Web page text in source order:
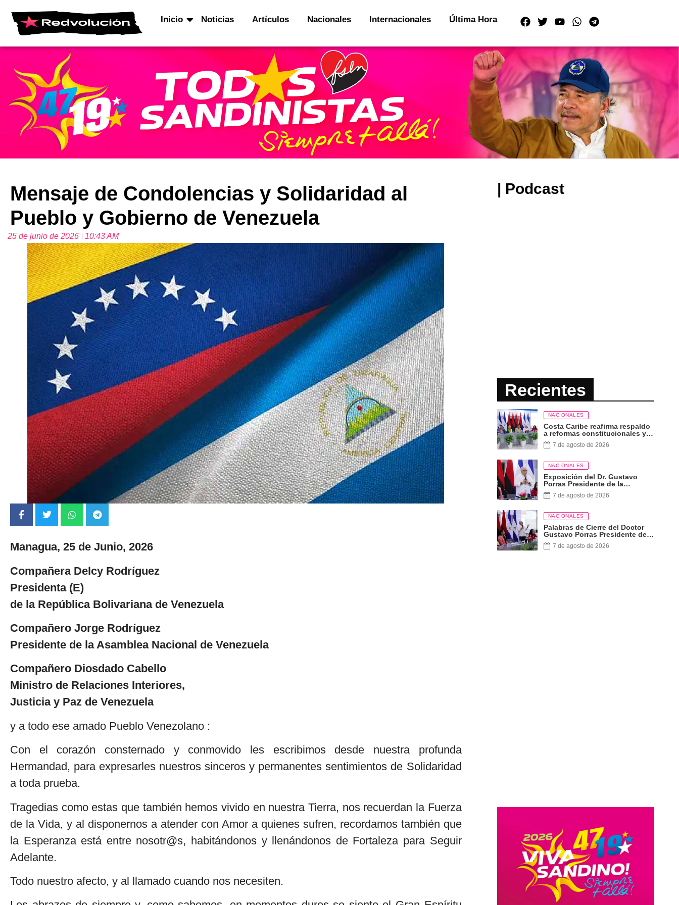
Inicio Noticias Artículos Nacionales Internacionales Última Hora
Mensaje de Condolencias y Solidaridad al
Pueblo y Gobierno de Venezuela
25 de junio de 2026 10:43 AM
Managua, 25 de Junio, 2026
Compañera Delcy Rodríguez
Presidenta (E)
de la República Bolivariana de Venezuela
Compañero Jorge Rodríguez
Presidente de la Asamblea Nacional de Venezuela
Compañero Diosdado Cabello
Ministro de Relaciones Interiores,
Justicia y Paz de Venezuela
y a todo ese amado Pueblo Venezolano :
Con el corazón consternado y conmovido les escribimos desde nuestra profunda
Hermandad, para expresarles nuestros sinceros y permanentes sentimientos de Solidaridad
a toda prueba.
Tragedias como estas que también hemos vivido en nuestra Tierra, nos recuerdan la Fuerza
de la Vida, y al disponernos a atender con Amor a quienes sufren, recordamos también que
la Esperanza está entre nosotr@s, habitándonos y llenándonos de Fortaleza para Seguir
Adelante.
Todo nuestro afecto, y al llamado cuando nos necesiten.
| Podcast
Recientes
NACIONALES
Costa Caribe reafirma respaldo
a reformas constitucionales y
defensa de los derechos del
pueblo
7 de agosto de 2026
NACIONALES
Exposición del Dr. Gustavo
Porras Presidente de la
Asamblea Nacional de
Nicaragua
7 de agosto de 2026
NACIONALES
Palabras de Cierre del Doctor
Gustavo Porras Presidente de
la Asamblea Nacional de
Nicaragua
7 de agosto de 2026